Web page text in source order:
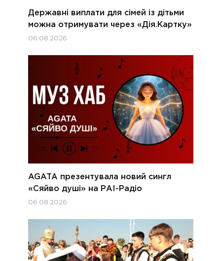
Державні виплати для сімей із дітьми
можна отримувати через «Дія.Картку»
06.08.2026
AGATA презентувала новий сингл
«Сяйво душі» на РАІ-Радіо
06.08.2026